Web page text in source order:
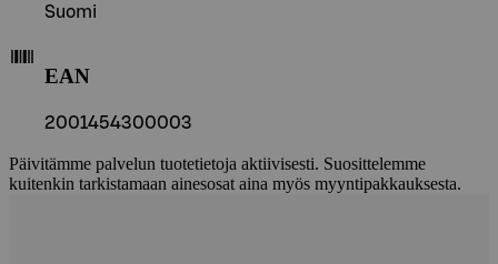
Suomi
EAN
2001454300003
Päivitämme palvelun tuotetietoja aktiivisesti. Suosittelemme
kuitenkin tarkistamaan ainesosat aina myös myyntipakkauksesta.